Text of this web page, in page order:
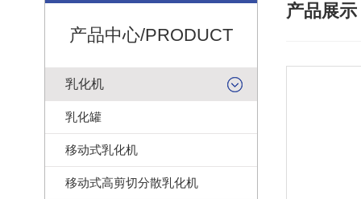
产品中心/PRODUCT
乳化机
乳化罐
移动式乳化机
移动式高剪切分散乳化机
产品展示